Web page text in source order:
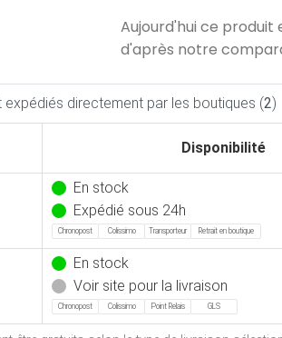
Aujourd'hui ce produit
d'après notre
expédiés directement par les boutiques (2)
Disponibilité
En stock
Expédié sous 24h
Chronopost Colissimo Transporteur Retrait en boutique
En stock
Voir site pour la livraison
Chronopost Colissimo Point Relais GLS